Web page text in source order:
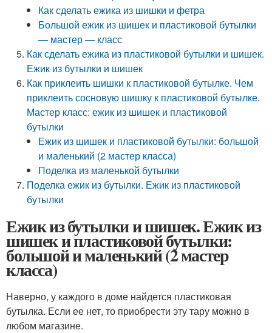
Как сделать ежика из шишки и фетра
Большой ежик из шишек и пластиковой бутылки
— мастер — класс
Как сделать ежика из пластиковой бутылки и шишек.
Ежик из бутылки и шишек
Как приклеить шишки к пластиковой бутылке. Чем
приклеить сосновую шишку к пластиковой бутылке.
Мастер класс: ежик из шишек и пластиковой
бутылки
Ежик из шишек и пластиковой бутылки: большой
и маленький (2 мастер класса)
Поделка из маленькой бутылки
Поделка ежик из бутылки. Ежик из пластиковой
бутылки
Ежик из бутылки и шишек. Ежик из
шишек и пластиковой бутылки:
большой и маленький (2 мастер
класса)
Наверно, у каждого в доме найдется пластиковая
бутылка. Если ее нет, то приобрести эту тару можно в
любом магазине.